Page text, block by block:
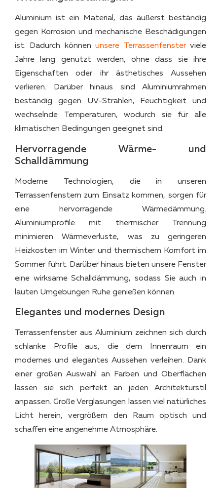
Aluminium ist ein Material, das äußerst beständig
gegen Korrosion und mechanische Beschädigungen
ist. Dadurch könnenunsere Terrassenfensterviele
Jahre lang genutzt werden, ohne dass sie ihre
Eigenschaften oder ihr ästhetisches Aussehen
verlieren. Darüber hinaus sind Aluminiumrahmen
beständig gegen UV-Strahlen, Feuchtigkeit und
wechselnde Temperaturen, wodurch sie für alle
klimatischen Bedingungen geeignet sind.
Hervorragende Wärme- und
Schalldämmung
Moderne Technologien, die in unseren
Terrassenfenstern zum Einsatz kommen, sorgen für
eine hervorragende Wärmedämmung.
Aluminiumprofile mit thermischer Trennung
minimieren Wärmeverluste, was zu geringeren
Heizkosten im Winter und thermischem Komfort im
Sommer führt. Darüber hinaus bieten unsere Fenster
eine wirksame Schalldämmung, sodass Sie auch in
lauten Umgebungen Ruhe genießen können.
Elegantes und modernes Design
Terrassenfenster aus Aluminium zeichnen sich durch
schlanke Profile aus, die dem Innenraum ein
modernes und elegantes Aussehen verleihen. Dank
einer großen Auswahl an Farben und Oberflächen
lassen sie sich perfekt an jeden Architekturstil
anpassen. Große Verglasungen lassen viel natürliches
Licht herein, vergrößern den Raum optisch und
schaffen eine angenehme Atmosphäre.